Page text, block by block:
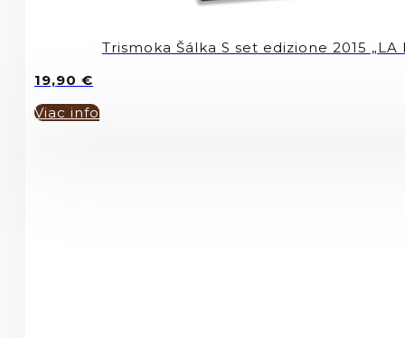
Trismoka Šálka S set edizione 2015 „LA
19,90 €
Viac info